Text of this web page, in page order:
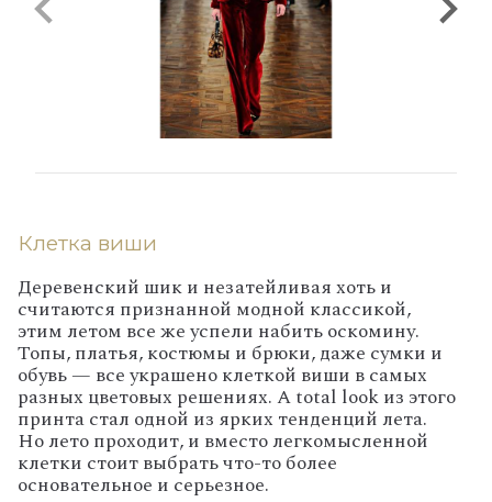
Клетка виши
Деревенский шик и незатейливая хоть и
считаются признанной модной классикой,
этим летом все же успели набить оскомину.
Топы, платья, костюмы и брюки, даже сумки и
обувь — все украшено клеткой виши в самых
разных цветовых решениях. А total look из этого
принта стал одной из ярких тенденций лета.
Но лето проходит, и вместо легкомысленной
клетки стоит выбрать что-то более
основательное и серьезное.